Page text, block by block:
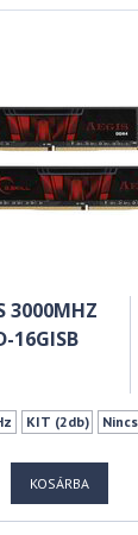
3000MHZ
16GISB
KIT (2db) Nincs
KOSÁRBA